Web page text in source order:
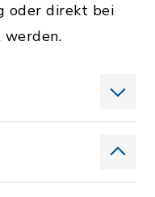
oder direkt bei
werden.